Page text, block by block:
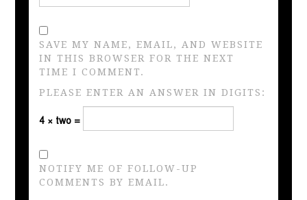
SAVE MY NAME, EMAIL, AND WEBSITE
IN THIS BROWSER FOR THE NEXT
TIME I COMMENT.
PLEASE ENTER AN ANSWER IN DIGITS:
4 × two =
NOTIFY ME OF FOLLOW-UP
COMMENTS BY EMAIL.